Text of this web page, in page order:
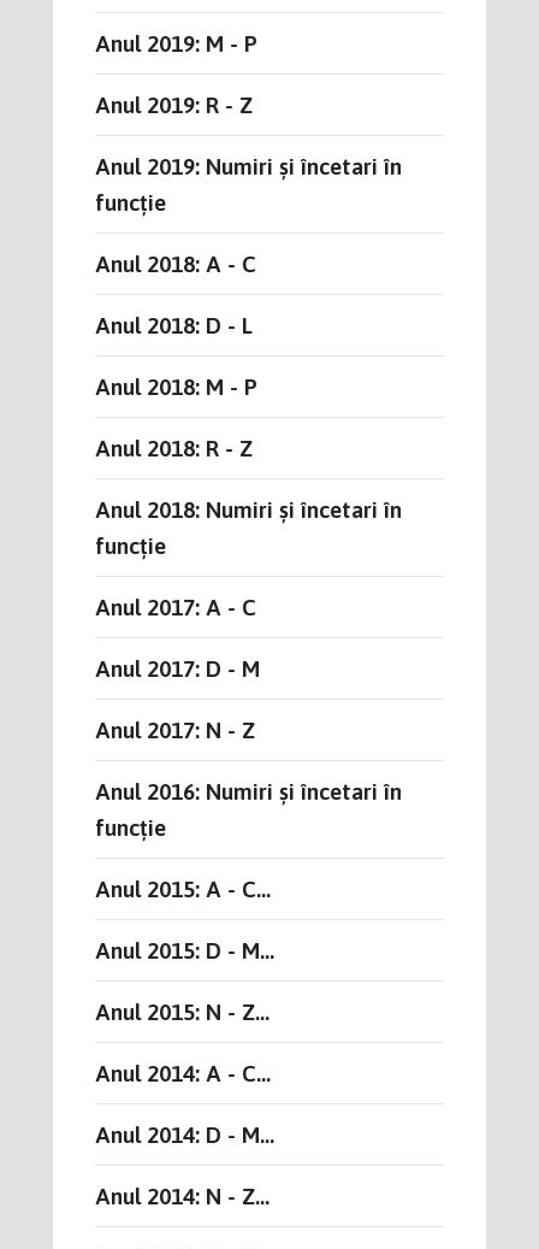
Anul 2019: M - P
Anul 2019: R - Z
Anul 2019: Numiri și încetari în
funcție
Anul 2018: A - C
Anul 2018: D - L
Anul 2018: M - P
Anul 2018: R - Z
Anul 2018: Numiri și încetari în
funcție
Anul 2017: A - C
Anul 2017: D - M
Anul 2017: N - Z
Anul 2016: Numiri și încetari în
funcție
Anul 2015: A - C...
Anul 2015: D - M...
Anul 2015: N - Z...
Anul 2014: A - C...
Anul 2014: D - M...
Anul 2014: N - Z...